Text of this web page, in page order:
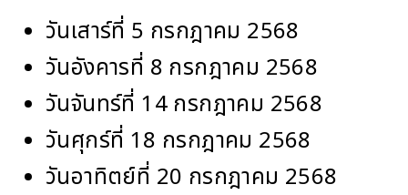
วันเสาร์ที่ 5 กรกฎาคม 2568
วันอังคารที่ 8 กรกฎาคม 2568
วันจันทร์ที่ 14 กรกฎาคม 2568
วันศุกร์ที่ 18 กรกฎาคม 2568
วันอาทิตย์ที่ 20 กรกฎาคม 2568